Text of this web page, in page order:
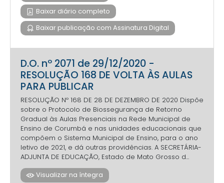
Baixar diário completo
Baixar publicação com Assinatura Digital
D.O. nº 2071 de 29/12/2020 -
RESOLUÇÃO 168 DE VOLTA ÀS AULAS
PARA PUBLICAR
RESOLUÇÃO Nº 168 DE 28 DE DEZEMBRO DE 2020 Dispõe
sobre o Protocolo de Biossegurança de Retorno
Gradual às Aulas Presenciais na Rede Municipal de
Ensino de Corumbá e nas unidades educacionais que
compõem o Sistema Municipal de Ensino, para o ano
letivo de 2021, e dá outras providências. A SECRETÁRIA-
ADJUNTA DE EDUCAÇÃO, Estado de Mato Grosso d...
Visualizar na íntegra